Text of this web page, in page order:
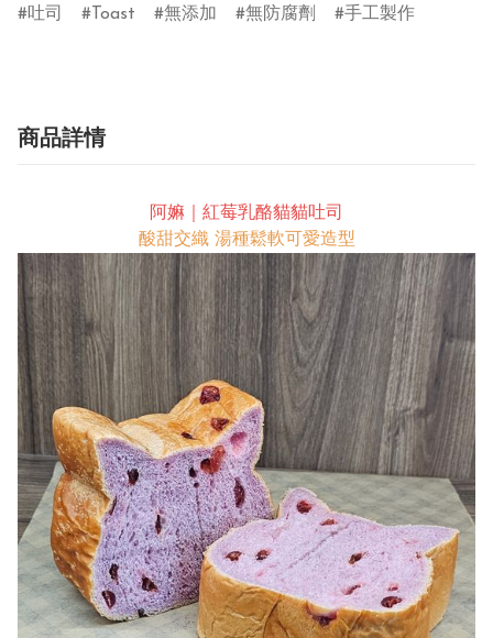
吐司 Toast 無添加 無防腐劑 手工製作
商品詳情
阿嫲｜紅莓乳酪貓貓吐司
酸甜交織 湯種鬆軟可愛造型